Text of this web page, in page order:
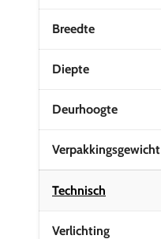
Breedte
Diepte
Deurhoogte
Verpakkingsgewicht
Technisch
Verlichting